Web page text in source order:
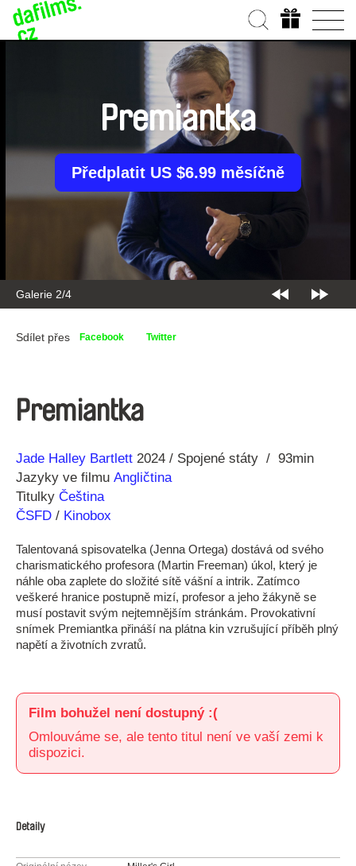
Galerie 2/4
Premiantka
Předplatit US $6.99 měsíčně
Sdílet přes Facebook Twitter
Premiantka
Režie
Jade Halley Bartlett
Rok 2024 Spojené státy
93min
Jazyky ve filmu Angličtina
Titulky Čeština
ČSFD / Kinobox
Talentovaná spisovatelka (Jenna Ortega) dostává od svého
charismatického profesora (Martin Freeman) úkol, který je
náhle oba zaplete do složité sítě vášní a intrik. Zatímco
veškeré hranice postupně mizí, profesor a jeho žákyně se
musí postavit svým nejtemnějším stránkám. Provokativní
snímek Premiantka přináší na plátna kin vzrušující příběh plný
napětí a životních zvratů.
Film bohužel není dostupný :(
Omlouváme se, ale tento titul není ve vaší zemi k
dispozici.
Detaily